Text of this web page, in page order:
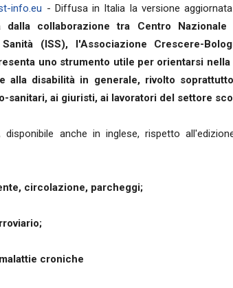
info.eu - Diffusa in Italia la versione
dalla collaborazione tra Centro Nazionale
(ISS), l'Associazione Crescere-
uno strumento utile per orientarsi
alla disabilità in generale, rivolto
sanitari, ai giuristi, ai lavoratori del settore
disponibile anche in inglese, rispetto
circolazione, parcheggi;
croniche